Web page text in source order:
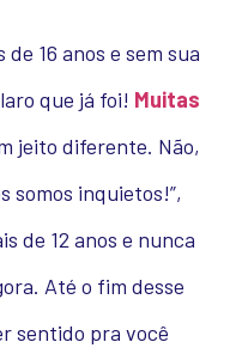
16 anos e sem sua
que já foi! Muitas
jeito diferente. Não,
somos inquietos!”,
de 12 anos e nunca
Até o fim desse
sentido pra você